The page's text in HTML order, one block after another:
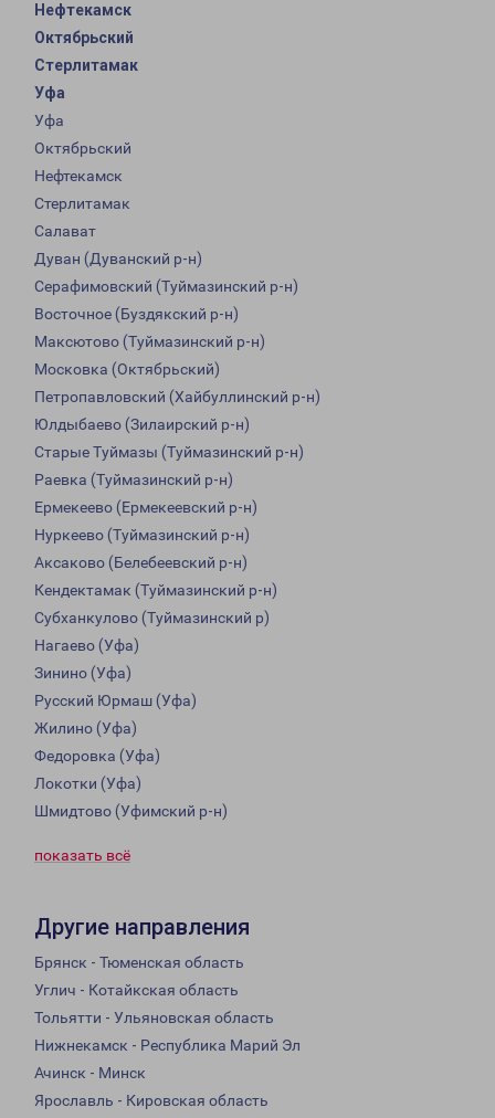
Нефтекамск
Октябрьский
Стерлитамак
Уфа
Уфа
Октябрьский
Нефтекамск
Стерлитамак
Салават
Дуван (Дуванский р-н)
Серафимовский (Туймазинский р-н)
Восточное (Буздякский р-н)
Максютово (Туймазинский р-н)
Московка (Октябрьский)
Петропавловский (Хайбуллинский р-н)
Юлдыбаево (Зилаирский р-н)
Старые Туймазы (Туймазинский р-н)
Раевка (Туймазинский р-н)
Ермекеево (Ермекеевский р-н)
Нуркеево (Туймазинский р-н)
Аксаково (Белебеевский р-н)
Кендектамак (Туймазинский р-н)
Субханкулово (Туймазинский р)
Нагаево (Уфа)
Зинино (Уфа)
Русский Юрмаш (Уфа)
Жилино (Уфа)
Федоровка (Уфа)
Локотки (Уфа)
Шмидтово (Уфимский р-н)
показать всё
Другие направления
Брянск - Тюменская область
Углич - Котайкская область
Тольятти - Ульяновская область
Нижнекамск - Республика Марий Эл
Ачинск - Минск
Ярославль - Кировская область